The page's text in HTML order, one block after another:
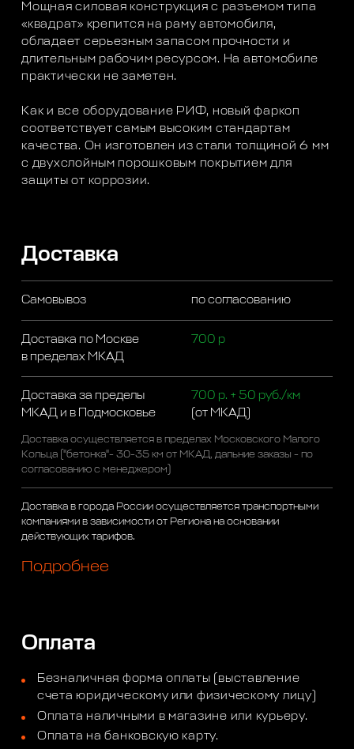
Мощная силовая конструкция с разъемом типа
«квадрат» крепится на раму автомобиля,
обладает серьезным запасом прочности и
длительным рабочим ресурсом. На автомобиле
практически не заметен.
Как и все оборудование РИФ, новый фаркоп
соответствует самым высоким стандартам
качества. Он изготовлен из стали толщиной 6 мм
с двухслойным порошковым покрытием для
защиты от коррозии.
Доставка
Самовывоз по согласованию
Доставка по Москве
в пределах МКАД
700 р
Доставка за пределы
МКАД и в Подмосковье
700 р. + 50 руб./км
(от МКАД)
Доставка осуществляется в пределах Московского Малого
Кольца ("бетонка"- 30-35 км от МКАД, дальние заказы - по
согласованию с менеджером)
Доставка в города России осуществляется транспортными
компаниями в зависимости от Региона на основании
действующих тарифов.
Подробнее
Оплата
Безналичная форма оплаты (выставление
счета юридическому или физическому лицу)
Оплата наличными в магазине или курьеру.
Оплата на банковскую карту.